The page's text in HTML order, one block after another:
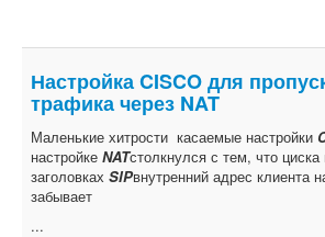
Настройка CISCO для
трафика через NAT
Маленькие хитрости касаемые настройки
настройке NATстолкнулся с тем, что
заголовках SIPвнутренний адрес клиента
забывает
...